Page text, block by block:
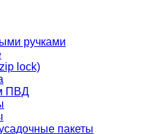
ручками
lock)
ПВД
пакеты